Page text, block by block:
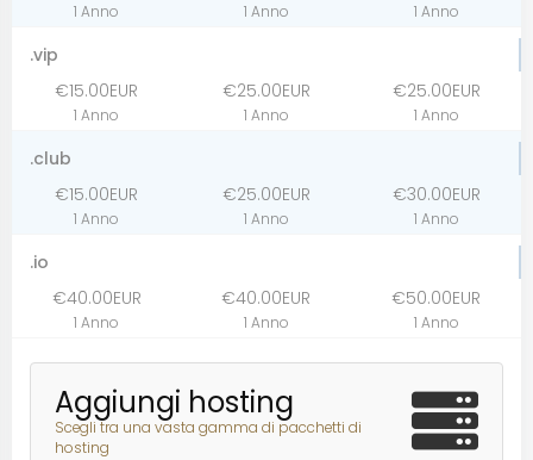
1 Anno 1 Anno 1 Anno
.vip
€15.00EUR
1 Anno
€25.00EUR
1 Anno
€25.00EUR
1 Anno
.club
€15.00EUR
1 Anno
€25.00EUR
1 Anno
€30.00EUR
1 Anno
.io
€40.00EUR
1 Anno
€40.00EUR
1 Anno
€50.00EUR
1 Anno
Aggiungi hosting
Scegli tra una vasta gamma di pacchetti di
hosting